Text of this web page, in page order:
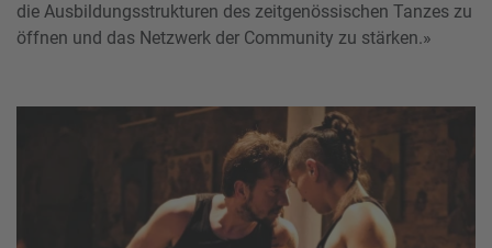
die Ausbildungsstrukturen des zeitgenössischen Tanzes zu
öffnen und das Netzwerk der Community zu stärken.»